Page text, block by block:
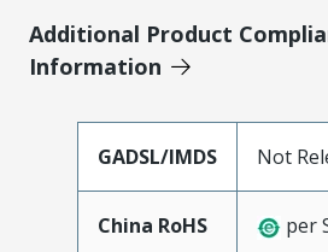
Additional Product
Information
GADSL/IMDS Not
China RoHS per